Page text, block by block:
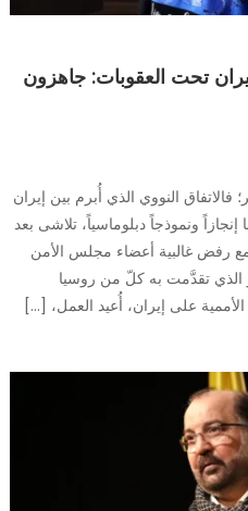
تحت العقوبات: جاهزون
النووي الذي أُبرم بين إيران
واعتُبر وقتها إنجازاً ونموذجاً دبلوماسياً، تلاشى بعد
رفض غالبية أعضاء مجلس الأمن
الذي تقدَّمت به كلّ من روسيا
على إيران، أُعيد العمل، […]